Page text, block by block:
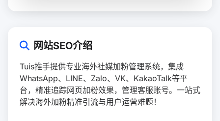
网站SEO介绍
Tuis推手提供专业海外社媒加粉管理系统，集成
WhatsApp、LINE、Zalo、VK、KakaoTalk等平
台，精准追踪网页加粉效果，管理客服账号。一站式
解决海外加粉精准引流与用户运营难题！